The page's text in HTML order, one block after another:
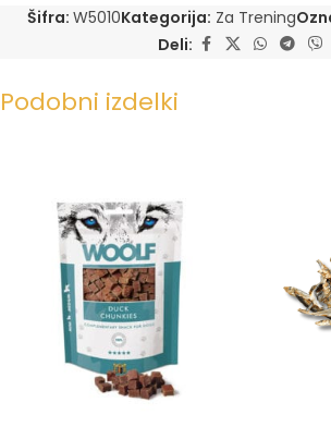
Šifra: W5010Kategorija: Za Trening
Deli:
Podobni izdelki